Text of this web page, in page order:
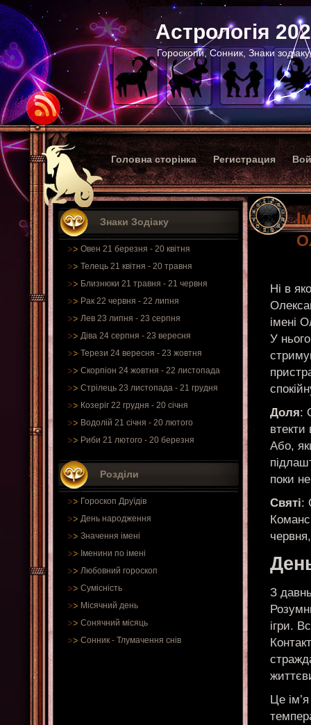
Астрологія
Гороскопи, Сонник, Знаки
Головна сторінка Регистрация
Знаки Зодіаку
Овен 21 березня - 20 квітня
Телець 21 квітня - 20 травня
Близнюки 21 травня - 21 червня
Рак 22 червня - 22 липня
Лев 23 липня - 23 серпня
Діва 24 серпня - 23 вересня
Терези 24 вересня - 23 жовтня
Скорпіон 24 жовтня - 22 листопада
Стрілець 23 листопада - 21 грудня
Козеріг 22 грудня - 20 січня
Водолій 21 січня - 20 лютого
Риби 21 лютого - 20 березня
Розділи
Гороскоп Друїдів
День народження
Значення імені
Іменини по імені
Любовний гороскоп
Сумісність
Місячний день
Сонячний місяць
Сонник - Тлумачення снів
Ні в
імені
У
Доля:
втекти
Або,
поки
Святі:
З
ігри.
Це